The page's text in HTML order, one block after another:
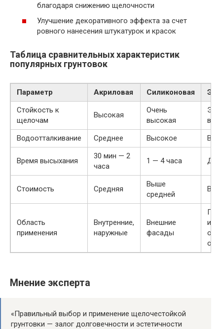
благодаря снижению щелочности
Улучшение декоративного эффекта за счет
ровного нанесения штукатурок и красок
Таблица сравнительных характеристик
популярных грунтовок
Параметр Акриловая Силиконовая
Стойкость к
щелочам
Высокая
Очень
высокая
Водоотталкивание
Среднее Высокое
Время высыхания
30 мин — 2
часа
1 — 4 часа До
Стоимость Средняя
Выше
средней
Область
применения
Внутренние,
наружные
Внешние
фасады
и
Мнение эксперта
«Правильный выбор и применение щелочестойкой
грунтовки — залог долговечности и эстетичности